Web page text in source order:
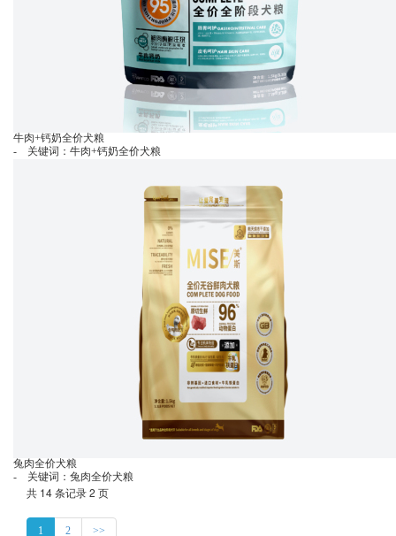
牛肉+钙奶全价犬粮
- 关键词：牛肉+钙奶全价犬粮
兔肉全价犬粮
- 关键词：兔肉全价犬粮
共 14 条记录 2 页
1 2 >>